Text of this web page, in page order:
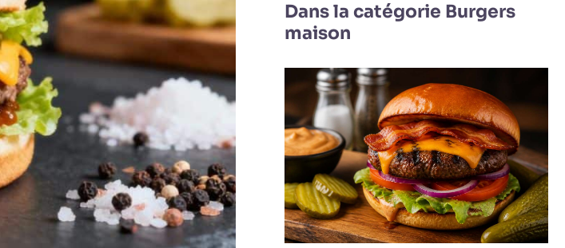
Dans la catégorie Burgers
maison